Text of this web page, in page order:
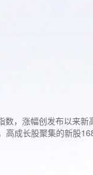
，涨幅创发布以来
高成长股聚集的新股